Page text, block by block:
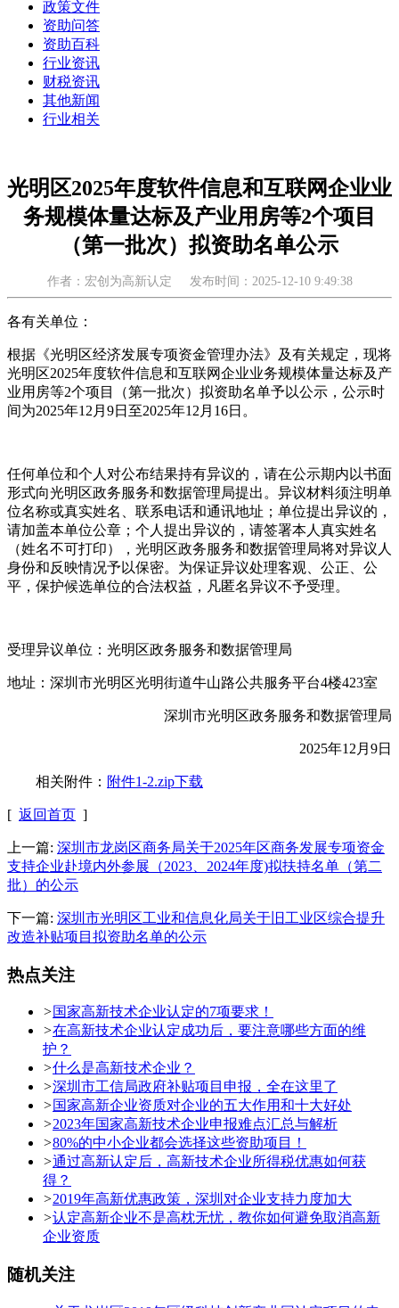
政策文件
资助问答
资助百科
行业资讯
财税资讯
其他新闻
行业相关
光明区2025年度软件信息和互联网企业业
务规模体量达标及产业用房等2个项目
（第一批次）拟资助名单公示
作者：宏创为高新认定 发布时间：2025-12-10 9:49:38
各有关单位：
根据《光明区经济发展专项资金管理办法》及有关规定，现将
光明区2025年度软件信息和互联网企业业务规模体量达标及产
业用房等2个项目（第一批次）拟资助名单予以公示，公示时
间为2025年12月9日至2025年12月16日。
任何单位和个人对公布结果持有异议的，请在公示期内以书面
形式向光明区政务服务和数据管理局提出。异议材料须注明单
位名称或真实姓名、联系电话和通讯地址；单位提出异议的，
请加盖本单位公章；个人提出异议的，请签署本人真实姓名
（姓名不可打印），光明区政务服务和数据管理局将对异议人
身份和反映情况予以保密。为保证异议处理客观、公正、公
平，保护候选单位的合法权益，凡匿名异议不予受理。
受理异议单位：光明区政务服务和数据管理局
地址：深圳市光明区光明街道牛山路公共服务平台4楼423室
深圳市光明区政务服务和数据管理局
2025年12月9日
相关附件： 附件1-2.zip下载
[ 返回首页 ]
上一篇: 深圳市龙岗区商务局关于2025年区商务发展专项资金
支持企业赴境内外参展（2023、2024年度)拟扶持名单（第二
批）的公示
下一篇: 深圳市光明区工业和信息化局关于旧工业区综合提升
改造补贴项目拟资助名单的公示
热点关注
>国家高新技术企业认定的7项要求！
>在高新技术企业认定成功后，要注意哪些方面的维
护？
>什么是高新技术企业？
>深圳市工信局政府补贴项目申报，全在这里了
>国家高新企业资质对企业的五大作用和十大好处
>2023年国家高新技术企业申报难点汇总与解析
>80%的中小企业都会选择这些资助项目！
>通过高新认定后，高新技术企业所得税优惠如何获
得？
>2019年高新优惠政策，深圳对企业支持力度加大
>认定高新企业不是高枕无忧，教你如何避免取消高新
企业资质
随机关注